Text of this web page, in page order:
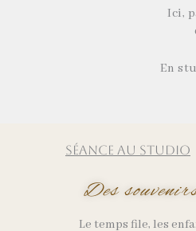
Ici,
En
Séance au Studio
Des
Le temps file, les